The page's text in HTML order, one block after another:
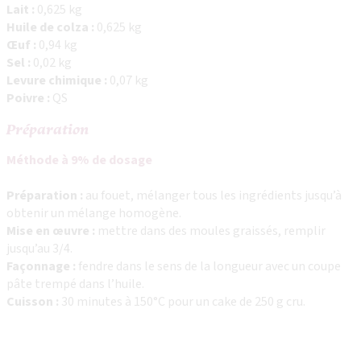
Lait : 0,625 kg
Huile de colza : 0,625 kg
Œuf : 0,94 kg
Sel : 0,02 kg
Levure chimique : 0,07 kg
Poivre : QS
Préparation
Préparation : au fouet, mélanger tous les ingrédients jusqu’à
obtenir un mélange homogène.
Mise en œuvre : mettre dans des moules graissés, remplir
jusqu’au 3/4.
Façonnage : fendre dans le sens de la longueur avec un coupe
pâte trempé dans l’huile.
Cuisson : 30 minutes à 150°C pour un cake de 250 g cru.